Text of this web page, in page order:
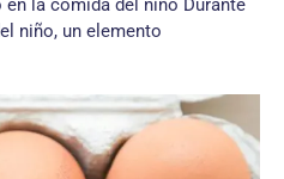
en la comida del niño Durante
niño, un elemento